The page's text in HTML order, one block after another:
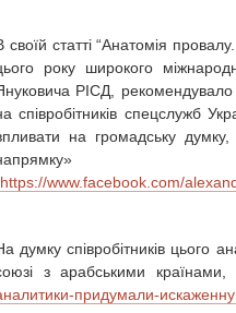
своїй статті “Анатомія
року широкого
РІСД,
співробітників спецслужб
на громадську
https://www.facebook.com/
думку співробітників цього
з арабськими
придумали-